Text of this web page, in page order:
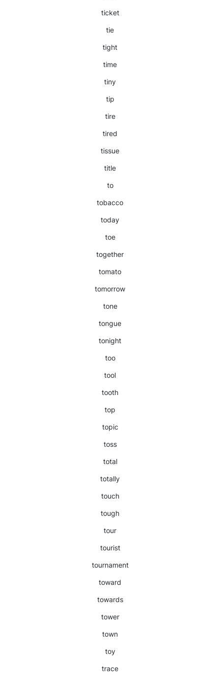
ticket
tie
tight
time
tiny
tip
tire
tired
tissue
title
to
tobacco
today
toe
together
tomato
tomorrow
tone
tongue
tonight
too
tool
tooth
top
topic
toss
total
totally
touch
tough
tour
tourist
tournament
toward
towards
tower
town
toy
trace